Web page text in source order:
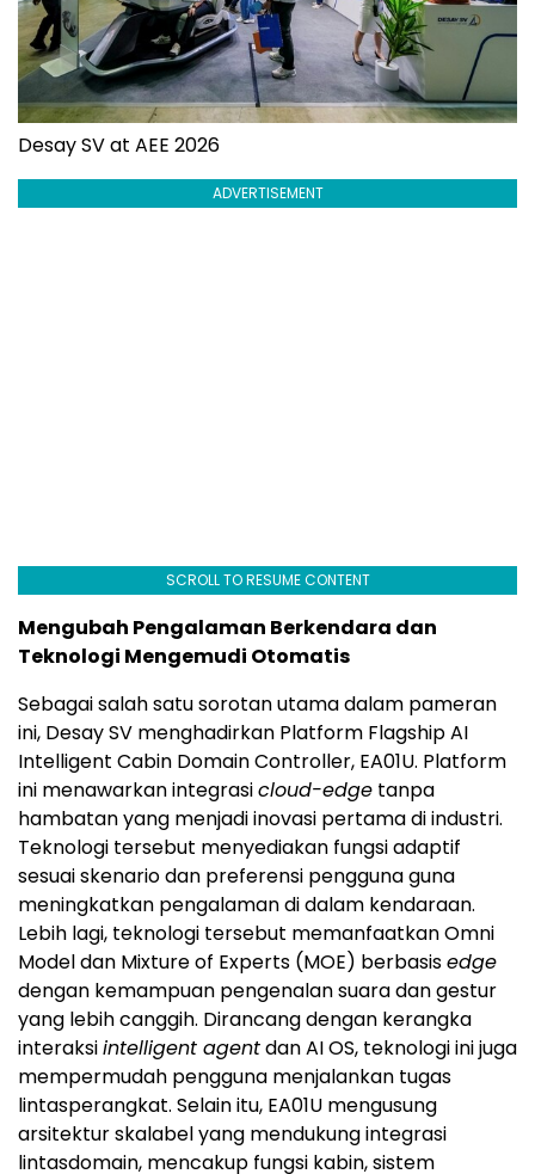
Desay SV at AEE 2026
ADVERTISEMENT
SCROLL TO RESUME CONTENT
Mengubah Pengalaman Berkendara dan
Teknologi Mengemudi Otomatis
Sebagai salah satu sorotan utama dalam pameran
ini, Desay SV menghadirkan Platform Flagship AI
Intelligent Cabin Domain Controller, EA01U. Platform
ini menawarkan integrasicloud-edge tanpa
hambatan yang menjadi inovasi pertama di industri.
Teknologi tersebut menyediakan fungsi adaptif
sesuai skenario dan preferensi pengguna guna
meningkatkan pengalaman di dalam kendaraan.
Lebih lagi, teknologi tersebut memanfaatkan Omni
Model dan Mixture of Experts (MOE) berbasisedge
dengan kemampuan pengenalan suara dan gestur
yang lebih canggih. Dirancang dengan kerangka
interaksiintelligent agentdan AI OS, teknologi ini juga
mempermudah pengguna menjalankan tugas
lintasperangkat. Selain itu, EA01U mengusung
arsitektur skalabel yang mendukung integrasi
lintasdomain, mencakup fungsi kabin, sistem